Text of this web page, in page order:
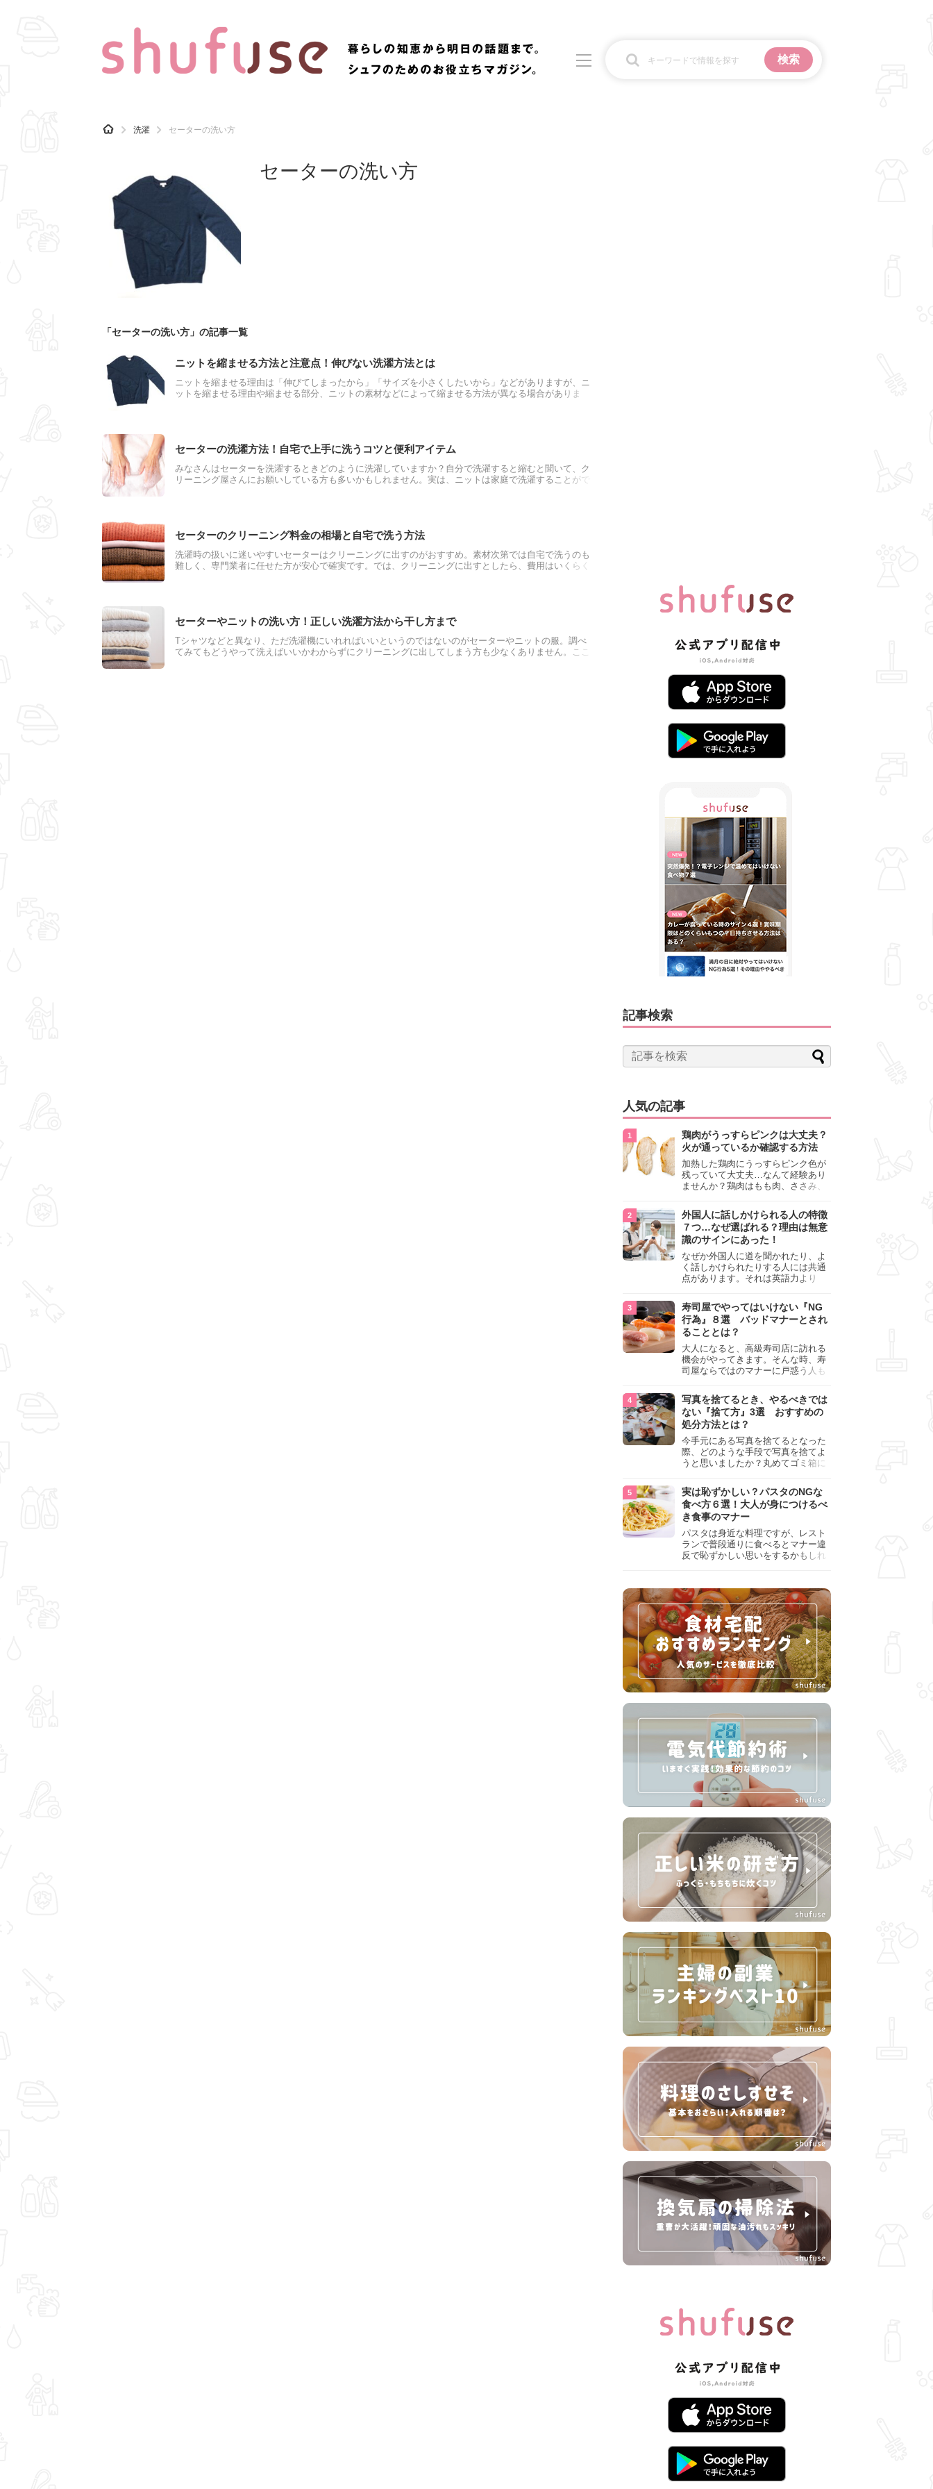
CATEGORY 記事カテゴリ
マナー 趣味 食材辞典
H
O
洗濯 セーターの洗い方
セーターの洗い方
「セーターの洗い方」の記事一覧
ニットを縮ませる方法と注意点！伸びない洗濯方法とは
ニットを縮ませる理由は「伸びてしまったから」「サイズを小さくしたいから」などがありますが、ニ
ットを縮ませる理由や縮ませる部分、ニットの素材などによって縮ませる方法が異なる場合がありま
セーターの洗濯方法！自宅で上手に洗うコツと便利アイテム
みなさんはセーターを洗濯するときどのように洗濯していますか？自分で洗濯すると縮むと聞いて、ク
リーニング屋さんにお願いしている方も多いかもしれません。実は、ニットは家庭で洗濯することがで
セーターのクリーニング料金の相場と自宅で洗う方法
洗濯時の扱いに迷いやすいセーターはクリーニングに出すのがおすすめ。素材次第では自宅で洗うのも
難しく、専門業者に任せた方が安心で確実です。では、クリーニングに出すとしたら、費用はいくらく
セーターやニットの洗い方！正しい洗濯方法から干し方まで
Tシャツなどと異なり、ただ洗濯機にいれればいいというのではないのがセーターやニットの服。調べ
てみてもどうやって洗えばいいかわからずにクリーニングに出してしまう方も少なくありません。ここ
記事検索
人気の記事
鶏肉がうっすらピンクは大丈夫？
火が通っているか確認する方法
加熱した鶏肉にうっすらピンク色が
残っていて大丈夫…なんて経験あり
ませんか？鶏肉はもも肉、ささみ、
わいが異なり、いろいろと楽しめる
料理ですが、鶏肉は加熱した後でも
うっすらピンク色の部分が大丈夫な
のと気になるときがあります。この
記事では生焼けか火が通っているの
かを確認する方法や、鶏肉を調理す
るときの注意点を紹介しますので、
参考にしてみてくださいね。
外国人に話しかけられる人の特徴
７つ…なぜ選ばれる？理由は無意
識のサインにあった！
なぜか外国人に道を聞かれたり、よ
く話しかけられたりする人には共通
点があります。それは英語力より
けても大丈夫」というサインが関係
しています。よく選ばれる人の特徴
や、英語が苦手でも焦らない対処
法、自分を守るための注意点を詳し
く解説します。
寿司屋でやってはいけない『NG
行為』８選 バッドマナーとされ
ることとは？
大人になると、高級寿司店に訪れる
機会がやってきます。そんな時、寿
司屋ならではのマナーに戸惑う人も
らためて寿司屋でやってはいけない
『NG行為』をチェックしましょう。
写真を捨てるとき、やるべきでは
ない『捨て方』3選 おすすめの
処分方法とは？
今手元にある写真を捨てるとなった
際、どのような手段で写真を捨てよ
うと思いましたか？丸めてゴミ箱に
真は個人情報が詰まっているので、
ただ丸めただけの状態で捨ててしま
うのは危険です。写真にすべきでは
ない捨て方をまとめているので、ぜ
ひチェックしておきましょう。
実は恥ずかしい？パスタのNGな
食べ方６選！大人が身につけるべ
き食事のマナー
パスタは身近な料理ですが、レスト
ランで普段通りに食べるとマナー違
反で恥ずかしい思いをするかもしれ
して、正しい食べ方を確認しましょ
う。大人の嗜みとして知っておきた
い新常識を解説します。